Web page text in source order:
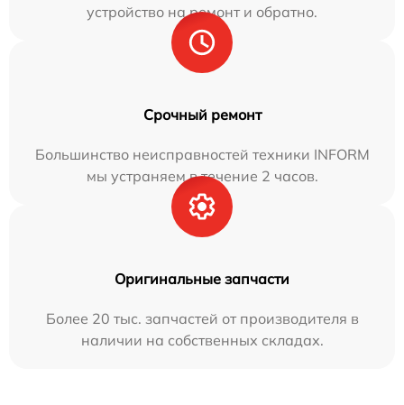
устройство на ремонт и обратно.
Срочный ремонт
Большинство неисправностей техники INFORM
мы устраняем в течение 2 часов.
Оригинальные запчасти
Более 20 тыс. запчастей от производителя в
наличии на собственных складах.